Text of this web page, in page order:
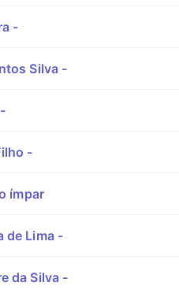
-
Silva -
-
ímpar
de Lima -
da Silva -